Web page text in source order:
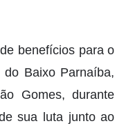
benefícios para o
Baixo Parnaíba,
Gomes, durante
sua luta junto ao